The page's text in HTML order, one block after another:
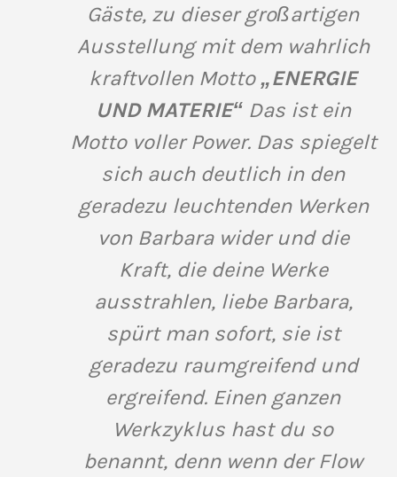
Gäste, zu dieser großartigen
Ausstellung mit dem wahrlich
kraftvollen Motto„ENERGIE
UND MATERIE“Das ist ein
Motto voller Power. Das spiegelt
sich auch deutlich in den
geradezu leuchtenden Werken
von Barbara wider und die
Kraft, die deine Werke
ausstrahlen, liebe Barbara,
spürt man sofort, sie ist
geradezu raumgreifend und
ergreifend. Einen ganzen
Werkzyklus hast du so
benannt, denn wenn der Flow